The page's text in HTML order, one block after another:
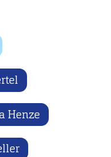
Henze